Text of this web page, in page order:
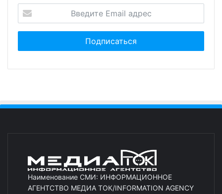
Наименование СМИ: ИНФОРМАЦИОННОЕ
АГЕНТСТВО МЕДИА ТОК/INFORMATION AGENCY